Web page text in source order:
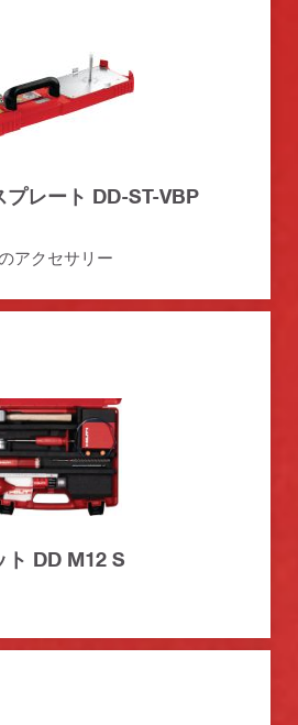
レート DD-ST-VBP
アクセサリー
ト DD M12 S